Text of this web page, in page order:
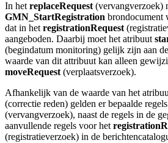
In het replaceRequest (vervangverzoek)
GMN_StartRegistration brondocument
dat in het registrationRequest
aangeboden. Daarbij moet het atribuut
(begindatum monitoring) gelijk zijn aan
waarde van dit attribuut kan alleen
moveRequest (verplaatsverzoek).
Afhankelijk van de waarde van het
(correctie reden) gelden er bepaalde
(vervangverzoek), naast de regels in de
aanvullende regels voor het
(registratieverzoek) in de